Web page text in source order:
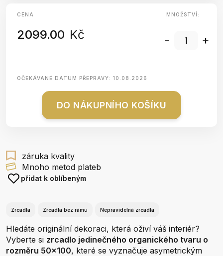
CENA
2099.00 Kč
MNOŽSTVÍ:
- +
OČEKÁVANÉ DATUM PŘEPRAVY: 10.08.2026
DO NÁKUPNÍHO KOŠÍKU
záruka kvality
Mnoho metod plateb
přidat k oblíbeným
Zrcadla Zrcadla bez rámu Nepravidelná zrcadla
Hledáte originální dekoraci, která oživí váš interiér?
Vyberte si zrcadlo jedinečného organického tvaru o
rozměru 50x100, které se vyznačuje asymetrickým